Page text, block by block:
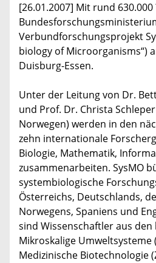
[26.01.2007] Mit rund
Verbundforschungsprojekt
biology of Microorganisms“)
Duisburg-Essen.
Unter der Leitung von Dr.
und Prof. Dr. Christa
Norwegen) werden in den
zehn internationale
Biologie, Mathematik,
zusammenarbeiten. SysMO
systembiologische
Österreichs, Deutschlands,
Norwegens, Spaniens und
sind Wissenschaftler aus
Mikroskalige Umweltsysteme
Medizinische Biotechnologie